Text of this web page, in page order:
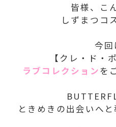
皆様、こ
しずまつコ
今回
【クレ・ド・
ラブコレクションを
ときめきの出会いへと